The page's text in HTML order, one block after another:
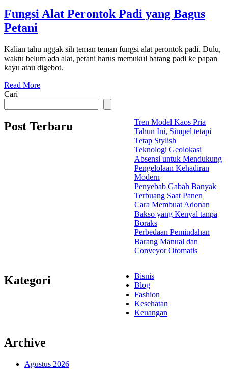
Fungsi Alat Perontok Padi yang Bagus
Petani
Kalian tahu nggak sih teman teman fungsi alat perontok padi. Dulu,
waktu belum ada alat, petani harus memukul batang padi ke papan
kayu atau digebot.
Read More
Cari
Post Terbaru
Tren Model Kaos Pria
Tahun Ini, Simpel tetapi
Tetap Stylish
Teknologi Geolokasi
Absensi untuk Mendukung
Pengelolaan Kehadiran
Modern
Penyebab Gabah Banyak
Terbuang Saat Panen
Cara Membuat Adonan
Bakso yang Kenyal tanpa
Boraks
Perbedaan Pemindahan
Barang Manual dan
Conveyor Otomatis
Kategori
Bisnis
Blog
Fashion
Kesehatan
Keuangan
Archive
Agustus 2026